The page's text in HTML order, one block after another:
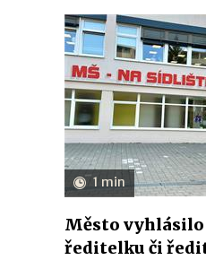
1 min
Město
ředitelku či